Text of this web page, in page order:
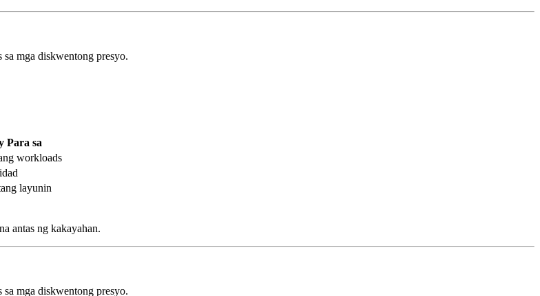
mga diskwentong presyo.
Para sa
workloads
layunin
antas ng kakayahan.
mga diskwentong presyo.